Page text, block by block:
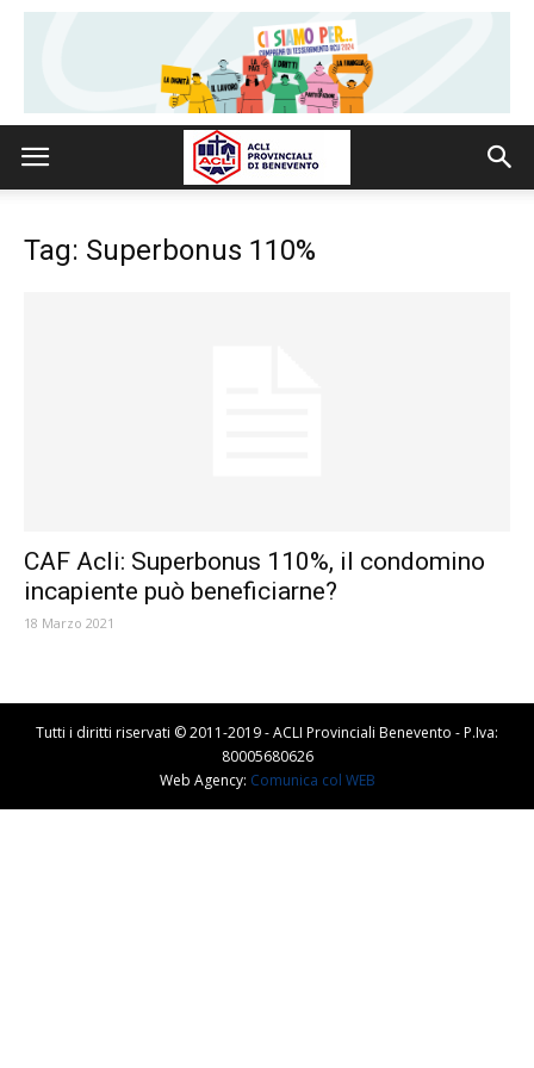
Tag: Superbonus 110%
CAF Acli: Superbonus 110%, il condomino
incapiente può beneficiarne?
18 Marzo 2021
Tutti i diritti riservati © 2011-2019 - ACLI Provinciali Benevento - P.Iva:
80005680626
Web Agency: Comunica col WEB